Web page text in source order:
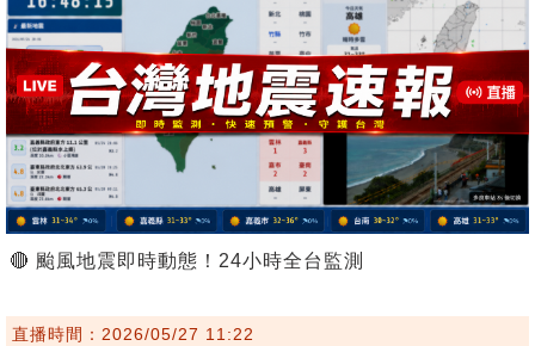
🔴 颱風地震即時動態！24小時全台監測
直播時間：2026/05/27 11:22